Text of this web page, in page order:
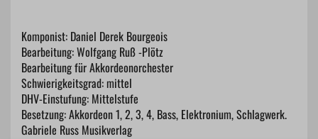
Komponist: Daniel Derek Bourgeois
Bearbeitung: Wolfgang Ruß -Plötz
Bearbeitung für Akkordeonorchester
Schwierigkeitsgrad: mittel
DHV-Einstufung: Mittelstufe
Besetzung: Akkordeon 1, 2, 3, 4, Bass, Elektronium, Schlagwerk.
Gabriele Russ Musikverlag